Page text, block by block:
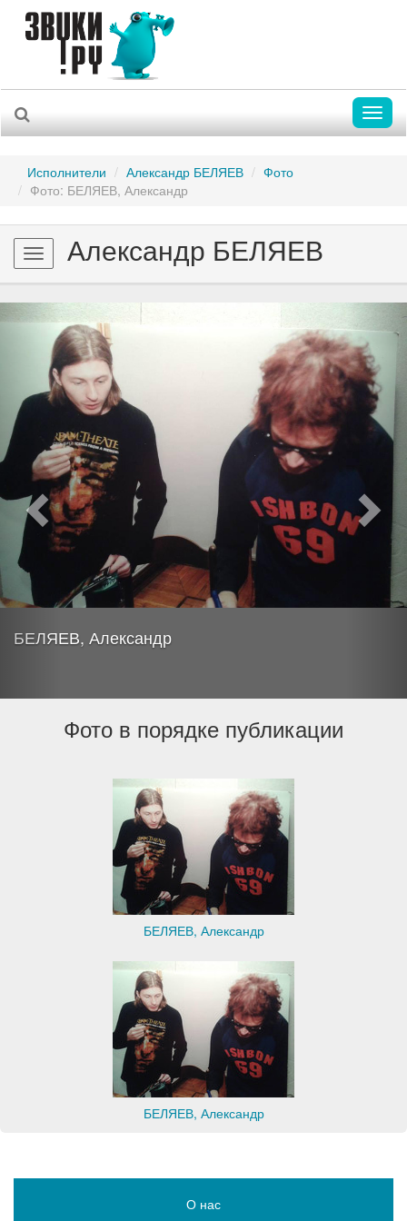
Исполнители Александр БЕЛЯЕВ
Фото
Фото: БЕЛЯЕВ, Александр
Toggle
navigation
Александр БЕЛЯЕВ
БЕЛЯЕВ, Александр
Previous
Фото в порядке публикации
БЕЛЯЕВ, Александр
БЕЛЯЕВ, Александр
О нас